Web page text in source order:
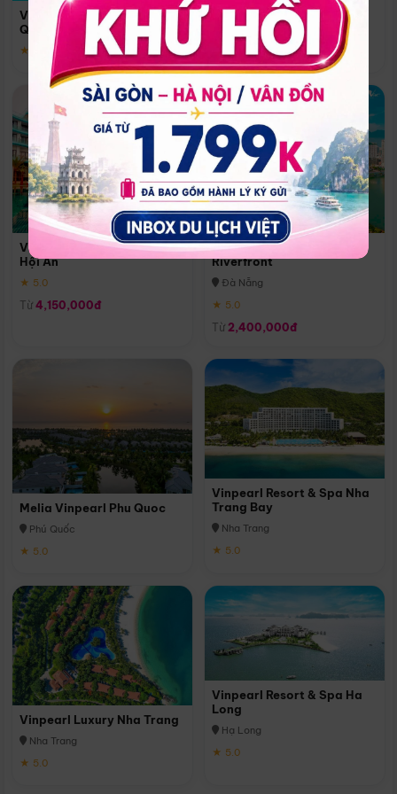
Vinpearl Resort & Spa Phu
Quoc
★ 5.0
Quoc
Phú Quốc
★ 5.0
Vinpearl Resort & Golf Nam
Hội An
★ 5.0
Từ 4,150,000đ
Melia Vinpearl Danang
Riverfront
Đà Nẵng
★ 5.0
Từ 2,400,000đ
Melia Vinpearl Phu Quoc
Phú Quốc
★ 5.0
Vinpearl Resort & Spa Nha
Trang Bay
Nha Trang
★ 5.0
Vinpearl Luxury Nha Trang
Nha Trang
★ 5.0
Vinpearl Resort & Spa Ha
Long
Hạ Long
★ 5.0